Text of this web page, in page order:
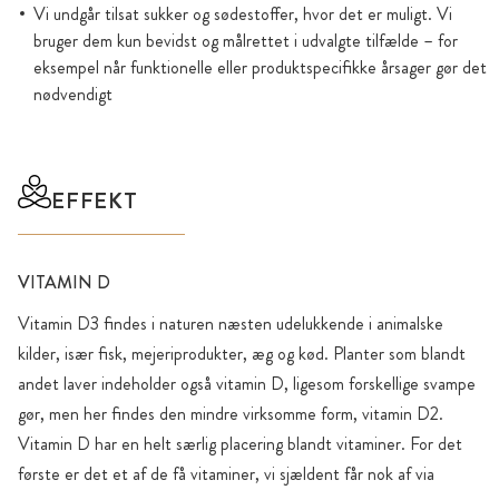
Vi undgår tilsat sukker og sødestoffer, hvor det er muligt. Vi
bruger dem kun bevidst og målrettet i udvalgte tilfælde – for
eksempel når funktionelle eller produktspecifikke årsager gør det
nødvendigt
EFFEKT
VITAMIN D
Vitamin D3 findes i naturen næsten udelukkende i animalske
kilder, især fisk, mejeriprodukter, æg og kød. Planter som blandt
andet laver indeholder også vitamin D, ligesom forskellige svampe
gør, men her findes den mindre virksomme form, vitamin D2.
Vitamin D har en helt særlig placering blandt vitaminer. For det
første er det et af de få vitaminer, vi sjældent får nok af via